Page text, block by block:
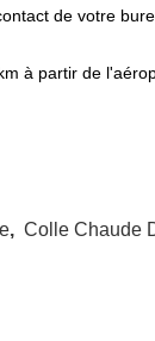
de votre
à partir de
, Colle Chaude